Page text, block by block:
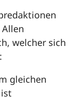
welcher sich
gleichen